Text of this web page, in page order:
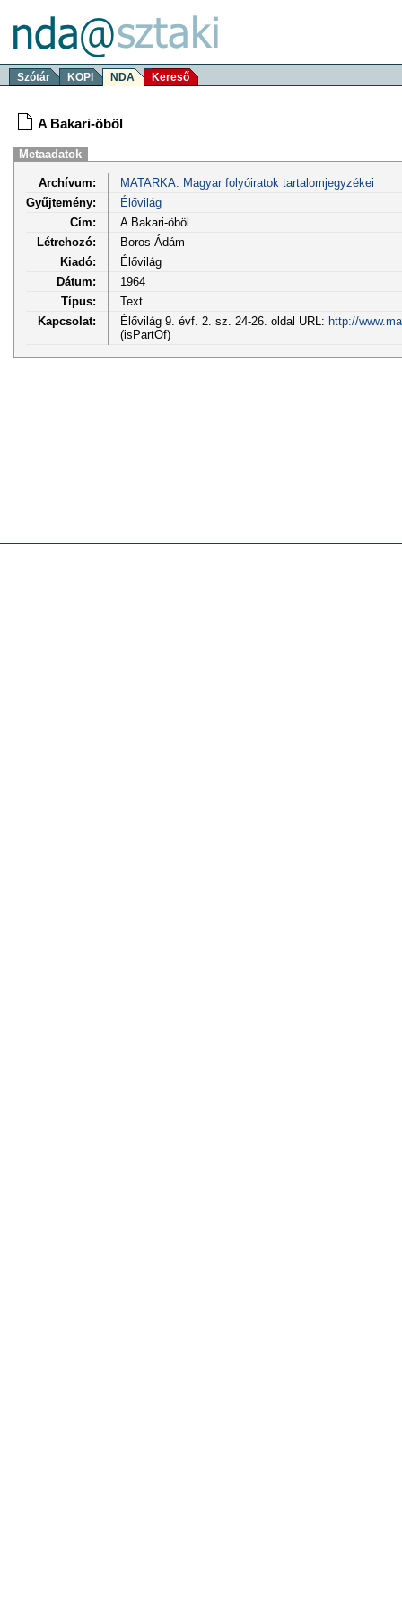
Szótár KOPI NDA Kereső
A Bakari-öböl
Metaadatok
Archívum:
MATARKA: Magyar folyóiratok tartalomjegyzékei
Gyűjtemény:
Élővilág
Cím:
A Bakari-öböl
Létrehozó:
Boros Ádám
Kiadó:
Élővilág
Dátum:
1964
Típus:
Text
Kapcsolat:
Élővilág 9. évf. 2. sz. 24-26. oldal URL: http://
(isPartOf)